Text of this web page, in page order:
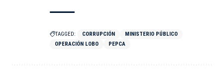
TAGGED: CORRUPCIÓN
MINISTERIO PÚBLICO
OPERACIÓN LOBO
PEPCA